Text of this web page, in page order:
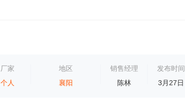
厂家
个人
地区
襄阳
销售经理
陈林
发布时间
3月27日